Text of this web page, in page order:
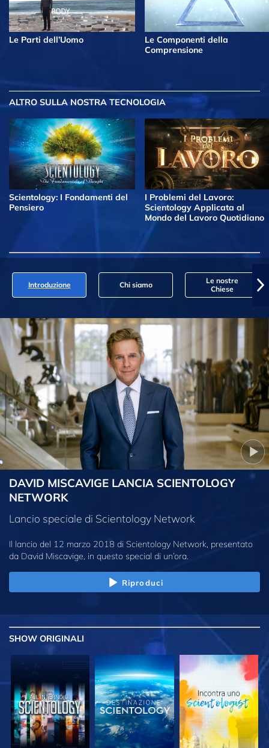
Le Parti dell’Uomo
Le Componenti della
Comprensione
ALTROSULLA NOSTRA TECNOLOGIA
Scientology: I Fondamenti del
Pensiero
I Problemi del Lavoro:
Scientology Applicata al
Mondo del Lavoro Quotidiano
Introduzione Chi siamo
Le nostre
Chiese
DAVID MISCAVIGE LANCIA SCIENTOLOGY
NETWORK
Lancio speciale di Scientology Network
Il lancio del 12 marzo 2018 di Scientology Network, presentato
da David Miscavige, in questo special di un’ora.
Riproduci
SHOW ORIGINALI